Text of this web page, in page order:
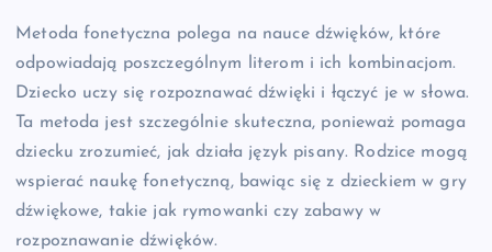
Metoda fonetyczna polega na nauce dźwięków, które
odpowiadają poszczególnym literom i ich kombinacjom.
Dziecko uczy się rozpoznawać dźwięki i łączyć je w słowa.
Ta metoda jest szczególnie skuteczna, ponieważ pomaga
dziecku zrozumieć, jak działa język pisany. Rodzice mogą
wspierać naukę fonetyczną, bawiąc się z dzieckiem w gry
dźwiękowe, takie jak rymowanki czy zabawy w
rozpoznawanie dźwięków.